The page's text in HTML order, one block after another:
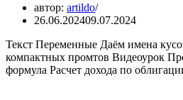
автор: artildo
26.06.202409.07.2024
Текст Переменные Даём имена
компактных промтов Видеоурок
формула Расчет дохода по